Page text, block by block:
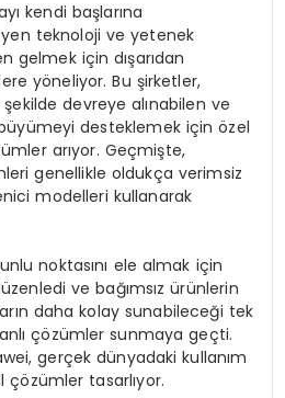
kendi başlarına
teknoloji ve yetenek
gelmek için dışarıdan
yöneliyor. Bu şirketler,
şekilde devreye alınabilen ve
desteklemek için özel
arıyor. Geçmişte,
genellikle oldukça verimsiz
modelleri kullanarak
noktasını ele almak için
ve bağımsız ürünlerin
daha kolay sunabileceği tek
çözümler sunmaya geçti.
gerçek dünyadaki kullanım
çözümler tasarlıyor.